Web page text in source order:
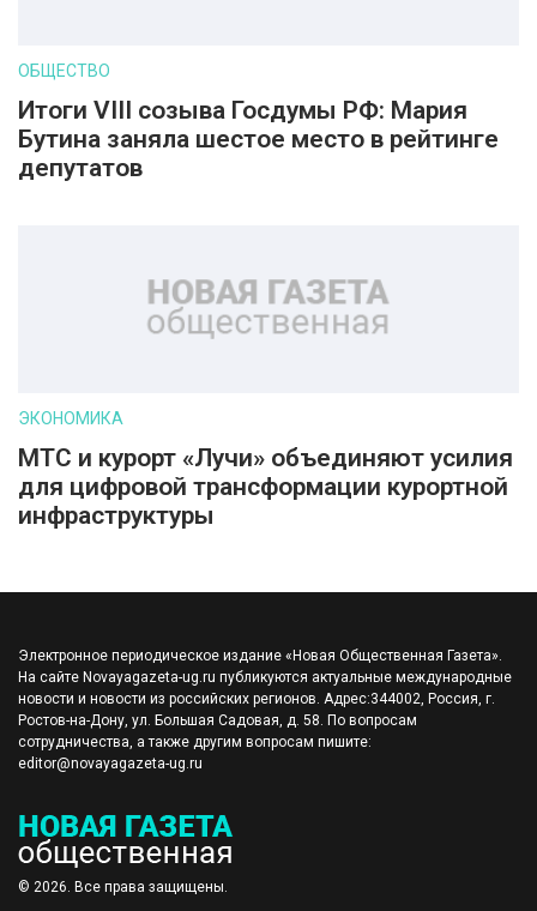
ОБЩЕСТВО
Итоги VIII созыва Госдумы РФ: Мария
Бутина заняла шестое место в рейтинге
депутатов
ЭКОНОМИКА
МТС и курорт «Лучи» объединяют усилия
для цифровой трансформации курортной
инфраструктуры
Электронное периодическое издание «Новая Общественная Газета».
На сайте Novayagazeta-ug.ru публикуются актуальные международные
новости и новости из российских регионов. Адрес:344002, Россия, г.
Ростов-на-Дону, ул. Большая Садовая, д. 58. По вопросам
сотрудничества, а также другим вопросам пишите:
editor@novayagazeta-ug.ru
© 2026. Все права защищены.